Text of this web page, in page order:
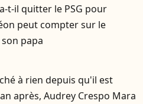
t-il quitter le PSG pour
peut compter sur le
papa
à rien depuis qu'il est
après, Audrey Crespo Mara